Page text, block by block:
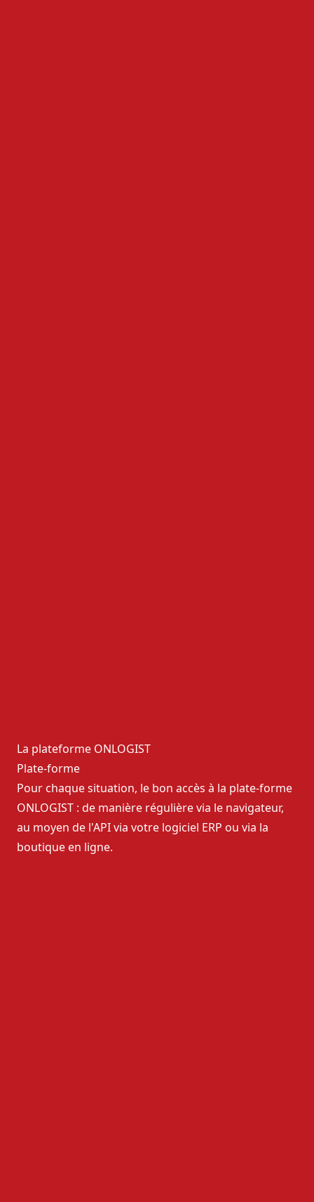
La plateforme ONLOGIST
Plate-forme
Pour chaque situation, le bon accès à la plate-forme
ONLOGIST : de manière régulière via le navigateur,
au moyen de l'API via votre logiciel ERP ou via la
boutique en ligne.